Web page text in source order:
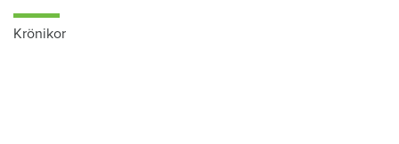
Krönikor